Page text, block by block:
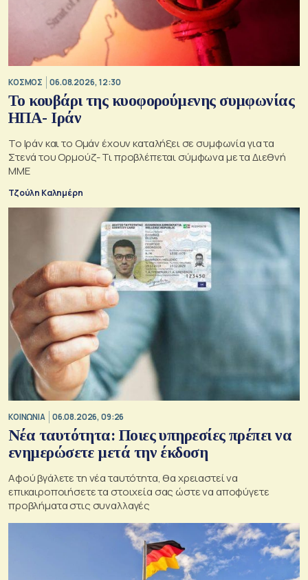
ΚΟΣΜΟΣ 06.08.2026, 12:30
Το κουβάρι της κυοφορούμενης συμφωνίας
ΗΠΑ- Ιράν
Το Ιράν και το Ομάν έχουν καταλήξει σε συμφωνία για τα
Στενά του Ορμούζ- Τι προβλέπεται σύμφωνα με τα Διεθνή
ΜΜΕ
Τζούλη Καλημέρη
ΚΟΙΝΩΝΙΑ 06.08.2026, 09:26
Νέα ταυτότητα: Ποιες υπηρεσίες πρέπει να
ενημερώσετε μετά την έκδοση
Αφού βγάλετε τη νέα ταυτότητα, θα χρειαστεί να
επικαιροποιήσετε τα στοιχεία σας ώστε να αποφύγετε
προβλήματα στις συναλλαγές